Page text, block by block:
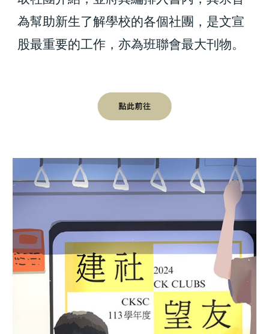
為幫助新生了解學校的各個社團，是文宣
股最重要的工作，亦為班聯會最大刊物。